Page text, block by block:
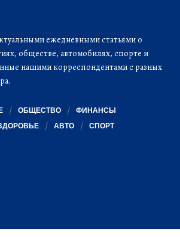
ежедневными статьями о
обществе, автомобилях, спорте и
нашими корреспондентами с разных
ОБЩЕСТВО
ФИНАНСЫ
АВТО СПОРТ